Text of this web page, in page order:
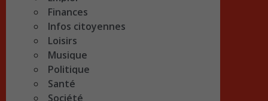
Finances
Infos citoyennes
Loisirs
Musique
Politique
Santé
Société